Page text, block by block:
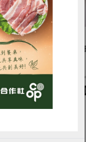
瑪諾蘭迦工作室
薑黃咖哩酥
入
180公克(60公克
奶素
$160
買